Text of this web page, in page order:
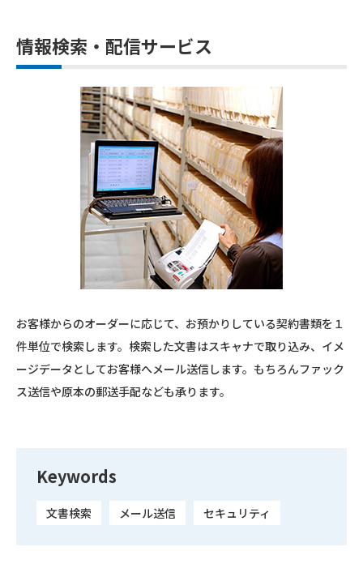
情報検索・配信サービス
お客様からのオーダーに応じて、お預かりしている契約書類を１
件単位で検索します。検索した文書はスキャナで取り込み、イメ
ージデータとしてお客様へメール送信します。もちろんファック
ス送信や原本の郵送手配なども承ります。
Keywords
文書検索 メール送信 セキュリティ